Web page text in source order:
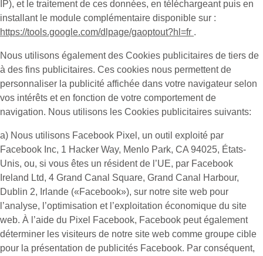
IP), et le traitement de ces données, en téléchargeant puis en
installant le module complémentaire disponible sur :
https://tools.google.com/dlpage/gaoptout?hl=fr .
Nous utilisons également des Cookies publicitaires de tiers de
à des fins publicitaires. Ces cookies nous permettent de
personnaliser la publicité affichée dans votre navigateur selon
vos intérêts et en fonction de votre comportement de
navigation. Nous utilisons les Cookies publicitaires suivants:
a) Nous utilisons Facebook Pixel , un outil exploité par
Facebook Inc, 1 Hacker Way, Menlo Park, CA 94025, États-
Unis, ou, si vous êtes un résident de l’UE, par Facebook
Ireland Ltd, 4 Grand Canal Square, Grand Canal Harbour,
Dublin 2, Irlande («Facebook»), sur notre site web pour
l’analyse, l’optimisation et l’exploitation économique du site
web. À l’aide du Pixel Facebook, Facebook peut également
déterminer les visiteurs de notre site web comme groupe cible
pour la présentation de publicités Facebook. Par conséquent,